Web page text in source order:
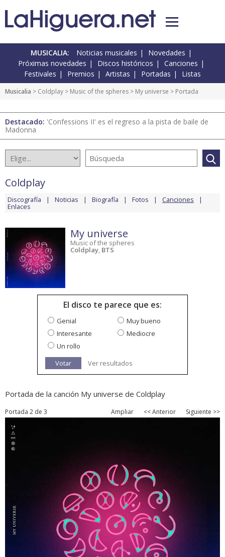
MUSICALIA: Noticias musicales
Novedades
Próximas novedades
Discos históricos
Canciones
Festivales
Premios Artistas Portadas Listas
Musicalia > Coldplay > Music of the spheres > My universe > Portada
Destacado: 'Confessions II' es el regreso a la pista de baile de
Madonna
Coldplay
Discografía Noticias Biografía Fotos Canciones
Enlaces
My universe
Music of the spheres
Coldplay, BTS
El disco te parece que es:
Genial
Muy bueno
Interesante
Mediocre
Un rollo
Votar
Ver resultados
Portada de la canción My universe de Coldplay
Portada 2 de 3 Ampliar << Anterior Siguiente >>